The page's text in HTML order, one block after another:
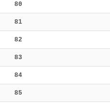
80
81
82
83
84
85